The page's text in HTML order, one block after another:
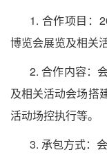
1. 合作项目：
博览会展览及相关
2. 合作内容：
及相关活动会场搭
活动场控执行等。
3. 承包方式：